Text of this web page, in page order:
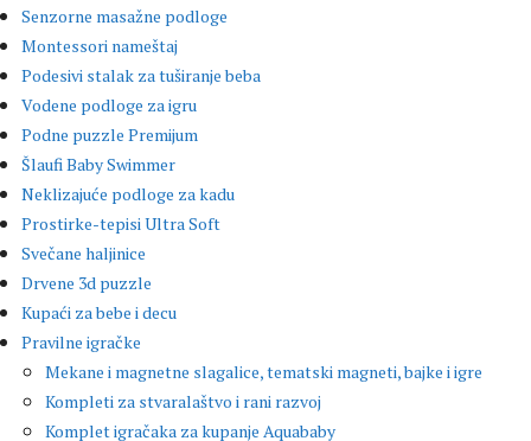
Senzorne masažne podloge
Montessori nameštaj
Podesivi stalak za tuširanje beba
Vodene podloge za igru
Podne puzzle Premijum
Šlaufi Baby Swimmer
Neklizajuće podloge za kadu
Prostirke-tepisi Ultra Soft
Svečane haljinice
Drvene 3d puzzle
Kupaći za bebe i decu
Pravilne igračke
Mekane i magnetne slagalice, tematski magneti, bajke i igre
Kompleti za stvaralaštvo i rani razvoj
Komplet igračaka za kupanje Aquababy